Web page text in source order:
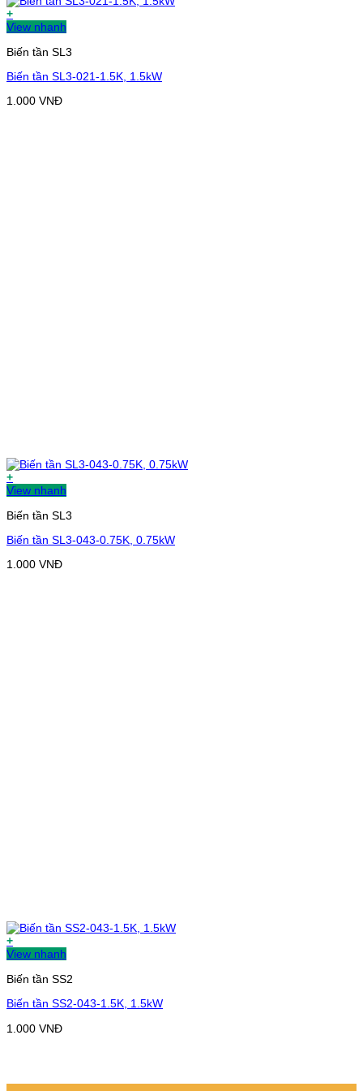
+
View nhanh
Biến tần SL3
Biến tần SL3-021-1.5K, 1.5kW
1.000 VNĐ
+
View nhanh
Biến tần SL3
Biến tần SL3-043-0.75K, 0.75kW
1.000 VNĐ
+
View nhanh
Biến tần SS2
Biến tần SS2-043-1.5K, 1.5kW
1.000 VNĐ